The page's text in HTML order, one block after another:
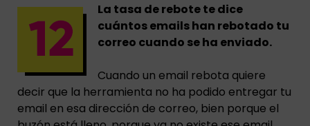
La tasa de rebote te dice
cuántos emails han rebotado tu
correo cuando se ha enviado.
Cuando un email rebota quiere
decir que la herramienta no ha podido entregar tu
email en esa dirección de correo, bien porque el